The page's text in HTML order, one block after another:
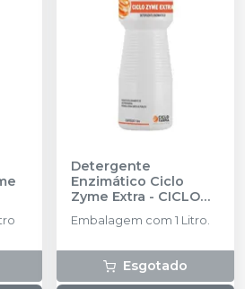
Detergente
Enzimático Ciclo
Zyme Extra - CICLO
FARMA
Embalagem com 1 Litro.
Esgotado